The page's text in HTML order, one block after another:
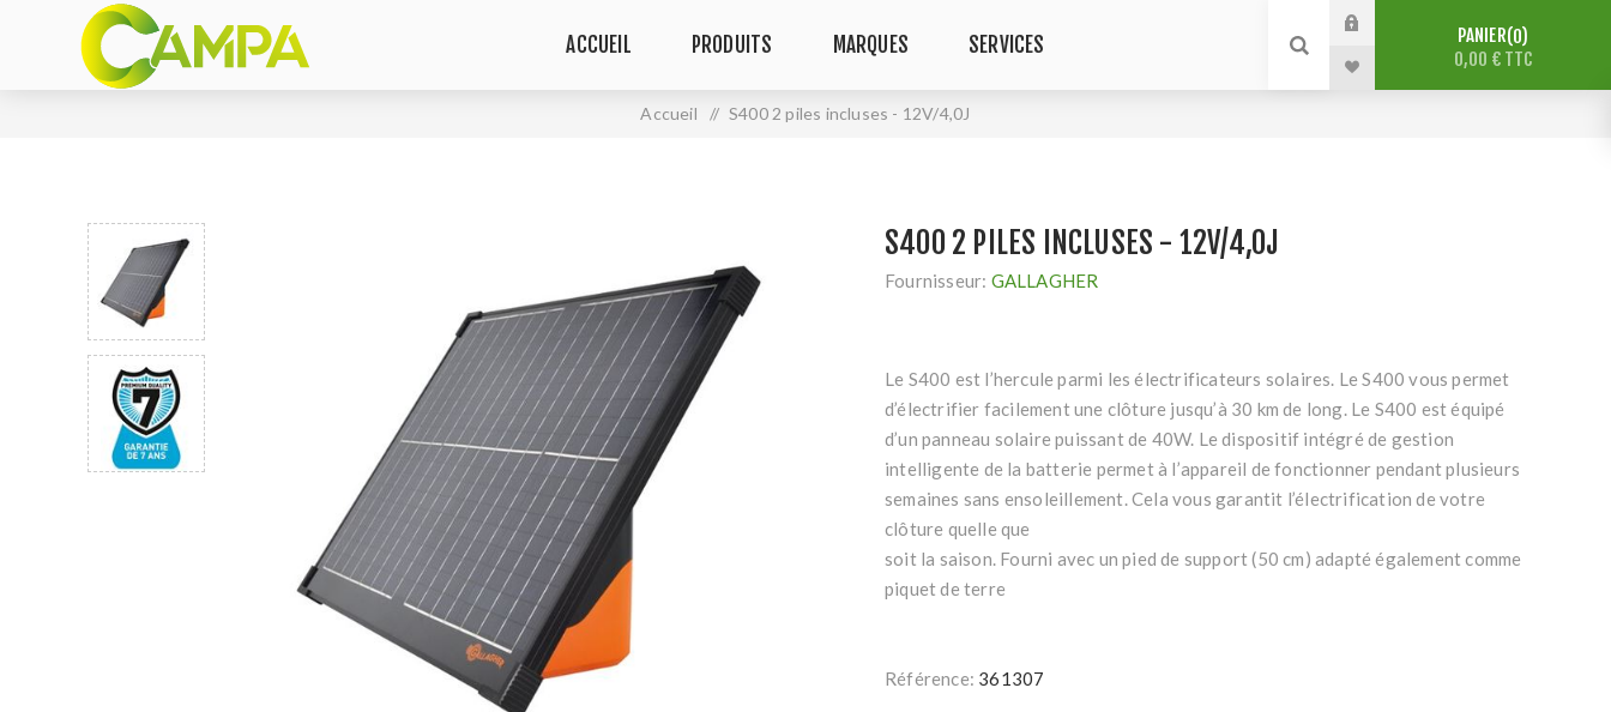
ACCUEIL PRODUITS MARQUES SERVICES PANIER 0
0,00 € TTC
Accueil / S400 2 piles incluses - 12V/4,0J
S400 2 PILES INCLUSES - 12V/4,0J
Fournisseur: GALLAGHER
Le S400 est l’hercule parmi les électrificateurs solaires. Le S400 vous permet
d’électrifier facilement une clôture jusqu’à 30 km de long. Le S400 est équipé
d’un panneau solaire puissant de 40W. Le dispositif intégré de gestion
intelligente de la batterie permet à l’appareil de fonctionner pendant plusieurs
semaines sans ensoleillement. Cela vous garantit l’électrification de votre
clôture quelle que
soit la saison. Fourni avec un pied de support (50 cm) adapté également comme
piquet de terre
Référence: 361307